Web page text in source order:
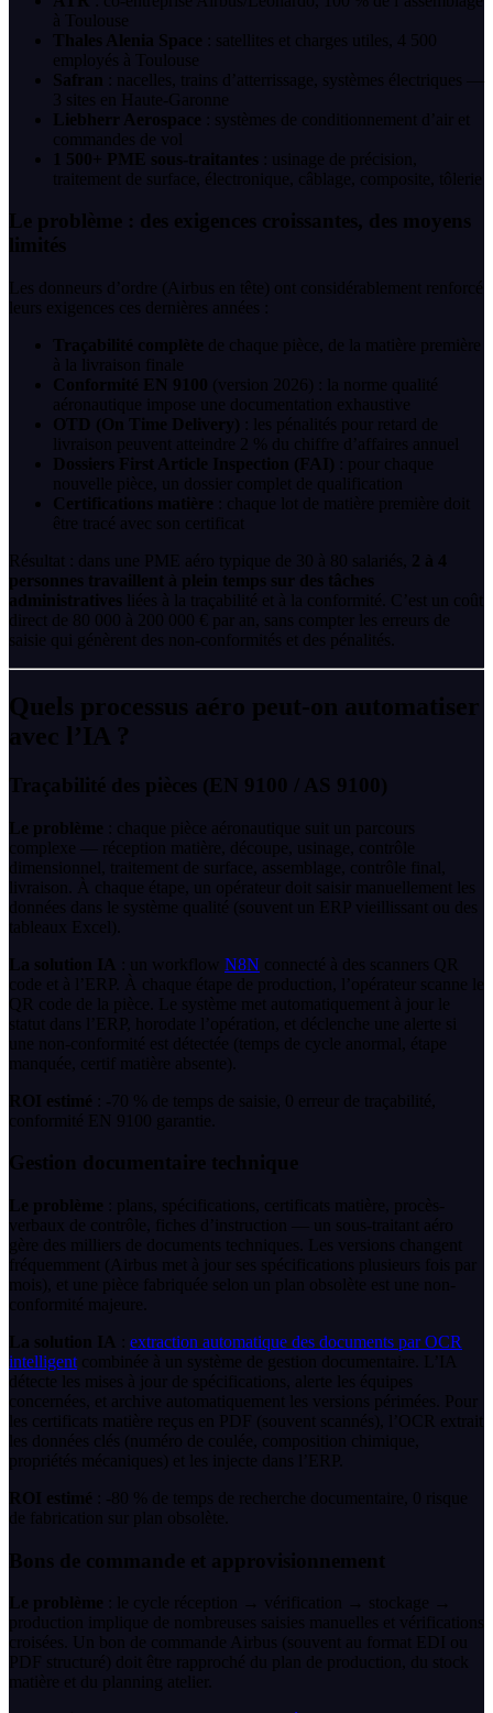
à Toulouse
Thales Alenia Space : satellites et charges utiles, 4 500
employés à Toulouse
Safran : nacelles, trains d’atterrissage, systèmes électriques —
3 sites en Haute-Garonne
Liebherr Aerospace : systèmes de conditionnement d’air et
commandes de vol
1 500+ PME sous-traitantes : usinage de précision,
traitement de surface, électronique, câblage, composite, tôlerie
Le problème : des exigences croissantes, des moyens
limités
Les donneurs d’ordre (Airbus en tête) ont considérablement renforcé
leurs exigences ces dernières années :
Traçabilité complète de chaque pièce, de la matière première
à la livraison finale
Conformité EN 9100 (version 2026) : la norme qualité
aéronautique impose une documentation exhaustive
OTD (On Time Delivery) : les pénalités pour retard de
livraison peuvent atteindre 2 % du chiffre d’affaires annuel
Dossiers First Article Inspection (FAI) : pour chaque
nouvelle pièce, un dossier complet de qualification
Certifications matière : chaque lot de matière première doit
être tracé avec son certificat
Résultat : dans une PME aéro typique de 30 à 80 salariés, 2 à 4
personnes travaillent à plein temps sur des tâches
administratives liées à la traçabilité et à la conformité. C’est un coût
direct de 80 000 à 200 000 € par an, sans compter les erreurs de
saisie qui génèrent des non-conformités et des pénalités.
Quels processus aéro peut-on automatiser
avec l’IA ?
Traçabilité des pièces (EN 9100 / AS 9100)
Le problème : chaque pièce aéronautique suit un parcours
complexe — réception matière, découpe, usinage, contrôle
dimensionnel, traitement de surface, assemblage, contrôle final,
livraison. À chaque étape, un opérateur doit saisir manuellement les
données dans le système qualité (souvent un ERP vieillissant ou des
tableaux Excel).
La solution IA
: un workflow N8N connecté à des scanners QR
code et à l’ERP. À chaque étape de production, l’opérateur scanne le
QR code de la pièce. Le système met automatiquement à jour le
statut dans l’ERP, horodate l’opération, et déclenche une alerte si
une non-conformité est détectée (temps de cycle anormal, étape
manquée, certif matière absente).
ROI estimé : -70 % de temps de saisie, 0 erreur de traçabilité,
conformité EN 9100 garantie.
Gestion documentaire technique
Le problème : plans, spécifications, certificats matière, procès-
verbaux de contrôle, fiches d’instruction — un sous-traitant aéro
gère des milliers de documents techniques. Les versions changent
fréquemment (Airbus met à jour ses spécifications plusieurs fois par
mois), et une pièce fabriquée selon un plan obsolète est une non-
conformité majeure.
La solution IA
extraction automatique des documents par OCR
intelligent combinée à un système de gestion documentaire. L’IA
détecte les mises à jour de spécifications, alerte les équipes
concernées, et archive automatiquement les versions périmées. Pour
les certificats matière reçus en PDF (souvent scannés), l’OCR extrait
les données clés (numéro de coulée, composition chimique,
propriétés mécaniques) et les injecte dans l’ERP.
ROI estimé : -80 % de temps de recherche documentaire, 0 risque
de fabrication sur plan obsolète.
Bons de commande et approvisionnement
Le problème : le cycle réception → vérification → stockage →
production implique de nombreuses saisies manuelles et vérifications
croisées. Un bon de commande Airbus (souvent au format EDI ou
PDF structuré) doit être rapproché du plan de production, du stock
matière et du planning atelier.